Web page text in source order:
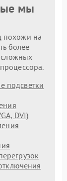
мы
похожи на
более
подсветки
DVI)